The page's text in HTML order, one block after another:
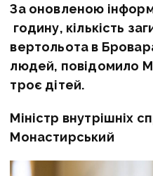
За оновленою
годину, кількість
вертольота в
людей, повідомило
троє дітей.
Міністр внутрішніх
Монастирський